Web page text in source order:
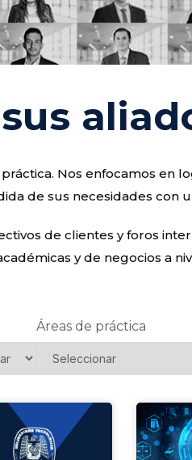
Nos enfocamos en
de sus necesidades con
de clientes y foros
y de negocios a
Áreas de práctica